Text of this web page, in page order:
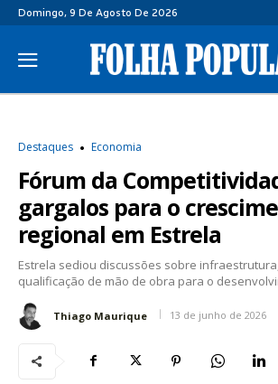
Domingo, 9 De Agosto De 2026
Destaques Economia
Fórum da
gargalos para o
regional em Estrela
Estrela sediou discussões sobre
qualificação de mão de obra para o
Thiago Maurique 13 de junho de 2026